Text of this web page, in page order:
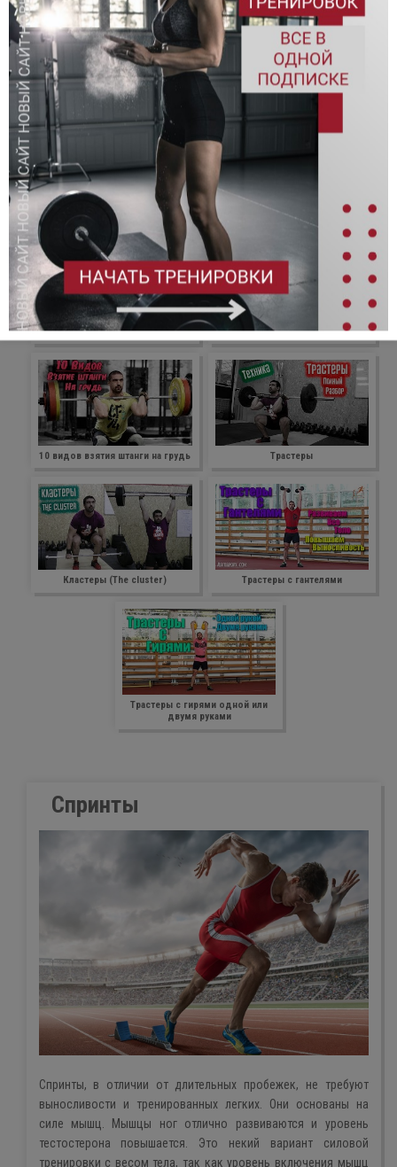
Данные движения наиболее сильно воздействуют на выбор
гормонов, так как они выполняются во взрывном стиле,
движения силовые и быстрые одновременно. Данные
движения вовлекают в работу практически все группы мышц.
К этой группе так же можно добавить упражнения не
классического формата, например, трастеры, кластеры,
отдельно взятия штанги на грудь в сед, выполнять можно с
гирями или с гантелями.
СПИСОК УПРАЖНЕНИЙ
Рывок штанги в сед Толчок штанги
10 видов взятия штанги на грудь Трастеры
Кластеры (The сluster) Трастеры с гантелями
Трастеры с гирями одной или
двумя руками
Спринты
Cпpинты, в отличии от длительных пробежек, не требуют
выносливости и тренированных легких. Они основаны на
силе мышц. Мышцы ног отлично развиваются и уровень
тестостерона повышается. Это некий вариант силовой
тренировки с весом тела, так как уровень включения мышц